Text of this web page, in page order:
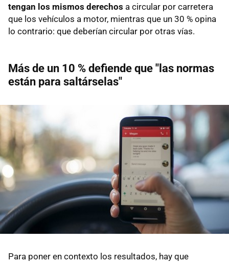
tengan los mismos derechos a circular por carretera
que los vehículos a motor, mientras que un 30 % opina
lo contrario: que deberían circular por otras vías.
Más de un 10 % defiende que "las normas
están para saltárselas"
Para poner en contexto los resultados, hay que